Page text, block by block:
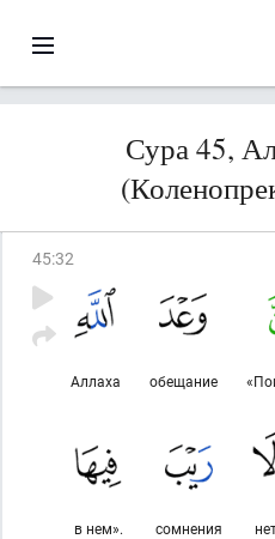
Сура 45,
45:32
обещание
Аллаха
сомнения
в нем».